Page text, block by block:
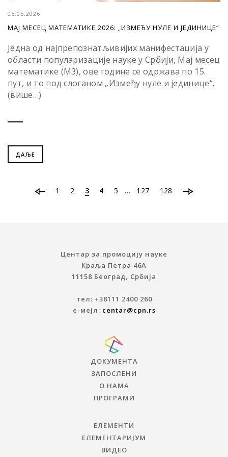
05.05.2026
МАЈ МЕСЕЦ МАТЕМАТИКЕ 2026: „ИЗМЕЂУ НУЛЕ И ЈЕДИНИЦЕ“
Једна од најпрепознатљивијих манифестација у
области популаризације науке у Србији, Мај месец
математике (М3), ове године се одржава по 15.
пут, и то под слоганом „Између нуле и јединице“.
(више…)
ДАЉЕ
1 2 3 4 5 … 127 128
Центар за промоцију науке
Краља Петра 46A
11158 Београд, Србија
тел: +38111 2400 260
е-мејл: centar@cpn.rs
ДОКУМЕНТА
ЗАПОСЛЕНИ
О НАМА
ПРОГРАМИ
ЕЛЕМЕНТИ
ЕЛЕМЕНТАРИЈУМ
ВИДЕО